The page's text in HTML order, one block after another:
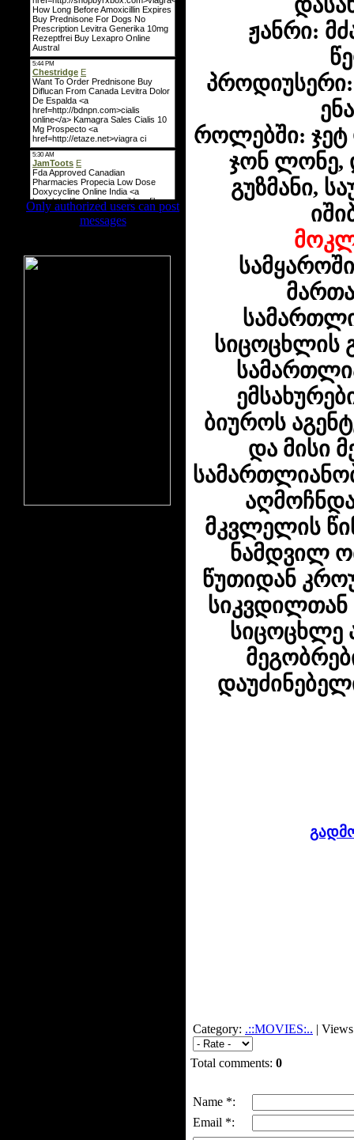
Only authorized users can post
messages
ჟანრი:
პროდიუსერი:
როლებში:
ჯონ ლონე,
გუზმანი,
სიცოცხლის
ბიუროს
და მისი
მკვლელის
ნამდვილ
წუთიდან
სიკვდილთან
სიცოცხლე
Category: .::MOVIES:.. |
Total comments: 0
Name *:
Email *: